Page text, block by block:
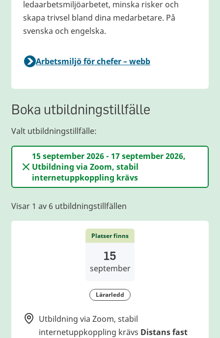
ledaarbetsmiljöarbetet, minska risker och
skapa trivsel bland dina medarbetare. På
svenska och engelska.
Arbetsmiljö för chefer – webb
Boka utbildningstillfälle
Valt utbildningstillfälle:
15 september 2026 - 17 september 2026,
Utbildning via Zoom, stabil
internetuppkoppling krävs
Visar 1 av 6 utbildningstillfällen
Platser finns
15
september
Lärarledd
Utbildning via Zoom, stabil
internetuppkoppling krävs Distans fast